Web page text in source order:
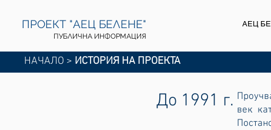
ПРОЕКТ "АЕЦ БЕЛЕНЕ"
ПУБЛИЧНА ИНФОРМАЦИЯ
АЕЦ
НАЧАЛО > ИСТОРИЯ НА ПРОЕКТА
До 1991 г. век